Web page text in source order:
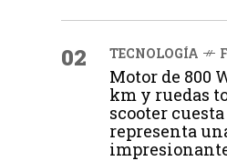
02 TECNOLOGÍA
Motor de 800
km y ruedas
scooter
representa